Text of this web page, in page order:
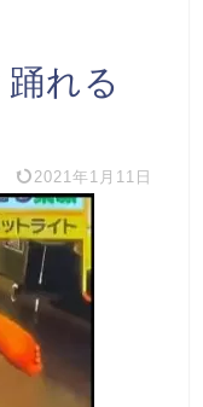
れる
2021年1月11日